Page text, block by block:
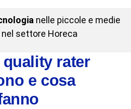
nelle piccole e medie
settore Horeca
rater
e cosa